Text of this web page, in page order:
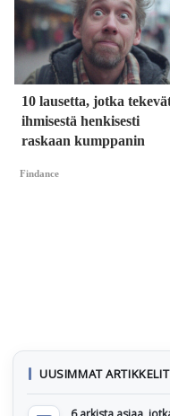
10 lausetta, jotka
ihmisestä henkisesti
raskaan kumppanin
Findance
UUSIMMAT ARTIKKELIT